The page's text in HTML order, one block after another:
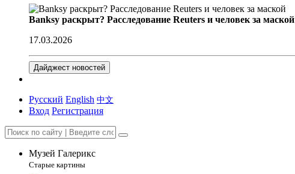
Banksy раскрыт? Расследование Reuters и человек за маской
17.03.2026
Дайджест новостей
Русский English 中文
Вход Регистрация
Музей Галерикс
Старые картины